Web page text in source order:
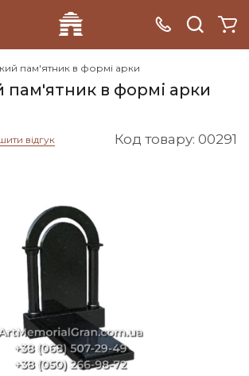
пам'ятник в формі арки
пам'ятник в формі арки
відгук Код товару: 00291